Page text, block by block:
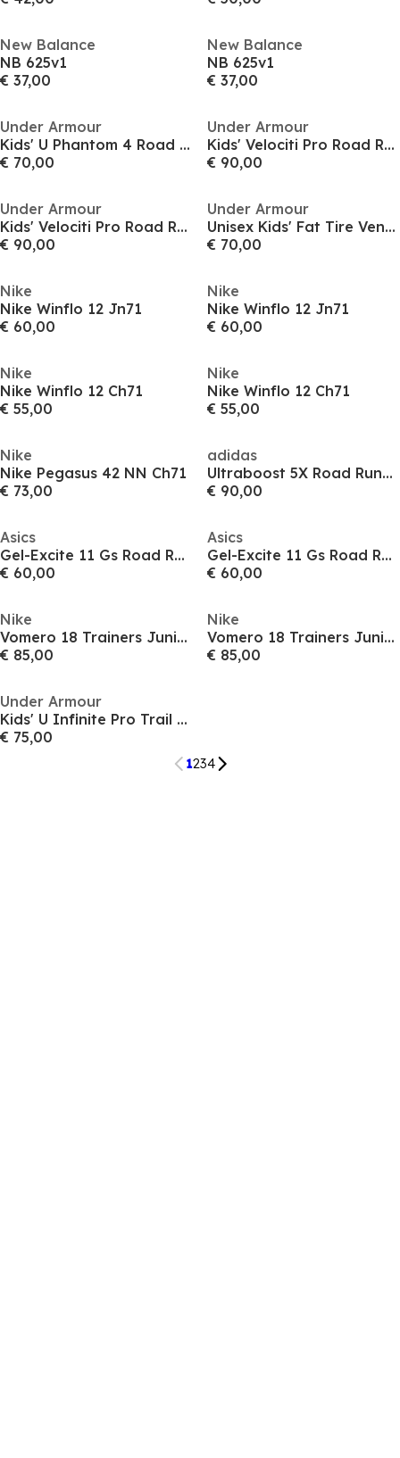
New Balance
NB 625v1
€ 37,00
New Balance
NB 625v1
€ 37,00
Under Armour
Kids' U Phantom 4 Road Running Shoes
€ 70,00
Under Armour
Kids' Velociti Pro Road Running Shoes
€ 90,00
Under Armour
Kids' Velociti Pro Road Running Shoes
€ 90,00
Under Armour
Unisex Kids' Fat Tire Vent Pro Trail Running Shoes
€ 70,00
Nike
Nike Winflo 12 Jn71
€ 60,00
Nike
Nike Winflo 12 Jn71
€ 60,00
Nike
Nike Winflo 12 Ch71
€ 55,00
Nike
Nike Winflo 12 Ch71
€ 55,00
Nike
Nike Pegasus 42 NN Ch71
€ 73,00
adidas
Ultraboost 5X Road Running Shoes Juniors
€ 90,00
Asics
Gel-Excite 11 Gs Road Running Shoes Unisex Kids
€ 60,00
Asics
Gel-Excite 11 Gs Road Running Shoes Unisex Kids
€ 60,00
Nike
Vomero 18 Trainers Juniors
€ 85,00
Nike
Vomero 18 Trainers Juniors
€ 85,00
Under Armour
Kids' U Infinite Pro Trail Running Shoes
€ 75,00
1234